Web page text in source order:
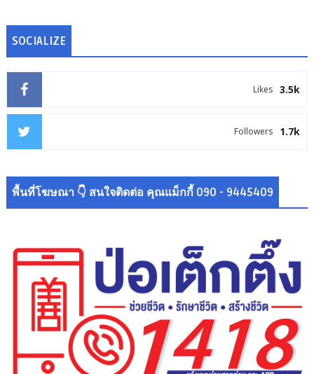
SOCIALIZE
3.5k
Likes
1.7k
Followers
พื้นที่โฆษณา 👇 สนใจติดต่อ คุณแม็กกี้ 090 - 9445409